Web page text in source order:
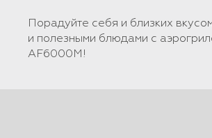
Порадуйте себя и близких
и полезными блюдами с
AF6000M!